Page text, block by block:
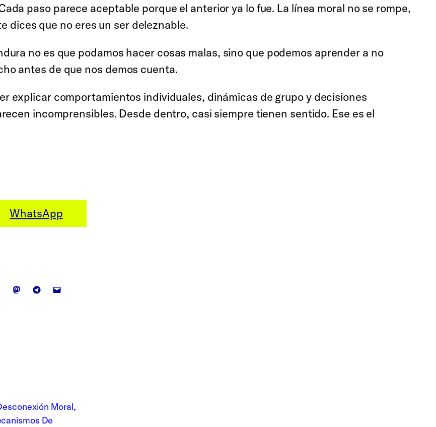
paso parece aceptable porque el anterior ya lo fue. La línea moral no se rompe,
dices que no eres un ser deleznable.
no es que podamos hacer cosas malas, sino que podemos aprender a no
antes de que nos demos cuenta.
explicar comportamientos individuales, dinámicas de grupo y decisiones
incomprensibles. Desde dentro, casi siempre tienen sentido. Ese es el
WhatsApp
Moral
De